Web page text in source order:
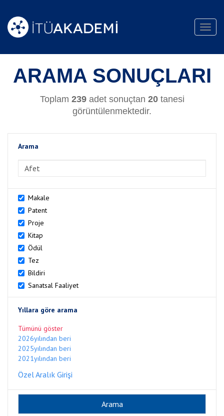
ARAMA SONUÇLARI
Toplam 239adet sonuçtan 20tanesi
görüntülenmektedir.
Arama
Makale
Patent
Proje
Kitap
Ödül
Tez
Bildiri
Sanatsal Faaliyet
Yıllara göre arama
Tümünü göster
2026yılından beri
2025yılından beri
2021yılından beri
Özel Aralık Girişi